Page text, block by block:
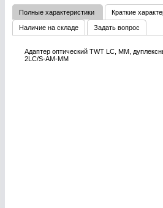
Полные характеристики Краткие
Наличие на складе Задать вопрос
Адаптер оптический TWT LC, MM,
2LC/S-AM-MM